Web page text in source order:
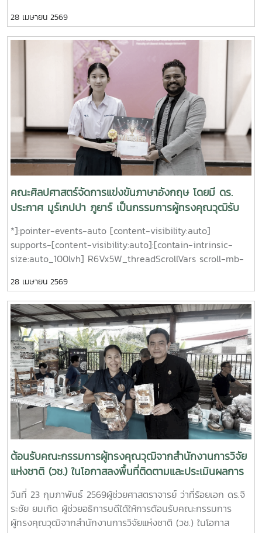
จัดขึ้นเพื่อรำลึกถึงพระกรณียกิจและพระคุณูปการของสมเด็จ
พระเจ้าบรมวงศ์เธอ กรมพระกำแพงเพชรอัครโยธิน ซึ่งทรงได้รับ
การยกย่องให้เป็นพระบิดาแห่งการสหกรณ์ไทยในโอกาสนี้ ผู้เข้า
ร่วมได้ร่วมแสดงความเคารพ ณ ลานพระอนุสาวรีย์ และเยี่ยมชม
บูธนิทรรศการที่จัดโดยหน่วยงานต่าง ๆ ณ คณะเศรษฐศาสตร์
ซึ่งนำเสนอผลงานด้านสหกรณ์ โครงการทางวิชาการ และกิจกรรม
ความร่วมมือที่มุ่งส่งเสริมหลักการสหกรณ์ ตลอดจนการพัฒนา
อย่างยั่งยืนในระดับชุมชนและสังคมต่อไป
28 เมษายน 2569
คณะศิลปศาสตร์จัดการแข่งขันภาษาอังกฤษ โดยมี ดร.
ประกาศ มูร์เกปปา ภูยาร์ เป็นกรรมการผู้ทรงคุณวุฒิรับ
*]:pointer-events-auto [content-visibility:auto]
supports-[content-visibility:auto]:[contain-intrinsic-
size:auto_100lvh] R6Vx5W_threadScrollVars scroll-mb-
bottom,0px)+var(--thread-response-height))] scroll-mt-
[calc(var(--header-
height)+min(200px,max(70px,20svh)))]" dir="auto" data-
turn-id="request-WEB:6f153b6c-1653-4316-9891-
91ed98f90dbe-17" data-testid="conversation-turn-36"
data-scroll-anchor="false" data-turn="assistant">คณะ
ศิลปศาสตร์ได้เรียนเชิญเป็นเกียรติแก่ ดร. ประกาศ มูร์เกปปา ภู
ยาร์ ผู้ช่วยคณบดีวิทยาลัยนานาชาติ ให้ทำหน้าที่เป็นกรรมการ
ตัดสินในการแข่งขันภาษาอังกฤษที่จัดขึ้นโดยคณะฯความ
เชี่ยวชาญอันทรงคุณค่า ภาวะผู้นำทางวิชาการ และความมุ่งมั่น
ด้านการศึกษานานาชาติของท่าน ได้มีส่วนสำคัญอย่างยิ่งต่อความ
สำเร็จของกิจกรรมในครั้งนี้ การแข่งขันดังกล่าวได้เปิดโอกาสอันดี
ให้นักศึกษาได้แสดงความสามารถด้านการสื่อสารภาษาอังกฤษ
ทักษะการคิดวิเคราะห์ และความมั่นใจในการแสดงออกต่อสาธารณะ
เป็นอย่างสูง สำหรับเวลา ความทุ่มเท และการสนับสนุนในการส่ง
เสริมความเป็นเลิศทางวิชาการ และสมรรถนะในระดับสากลให้แก่
นักศึกษาของเราทั้งนี้ คณะฯ หวังเป็นอย่างยิ่งว่าจะได้สานต่อความ
28 เมษายน 2569
ต้อนรับคณะกรรมการผู้ทรงคุณวุฒิจากสำนักงานการวิจัย
แห่งชาติ (วช.) ในโอกาสลงพื้นที่ติดตามและประเมินผลการ
ดำเนินงานโครงการเครือข่ายวิจัยภูมิภาค (ภาคเหนือ) ณ
จังหวัดเชียงใหม่
วันที่ 23 กุมภาพันธ์ 2569ผู้ช่วยศาสตราจารย์ ว่าที่ร้อยเอก ดร.จิ
ระชัย ยมเกิด ผู้ช่วยอธิการบดีได้ให้การต้อนรับคณะกรรมการ
ผู้ทรงคุณวุฒิจากสำนักงานการวิจัยแห่งชาติ (วช.) ในโอกาส